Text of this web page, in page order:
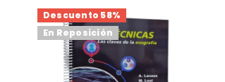
Descuento 58%
En Reposición